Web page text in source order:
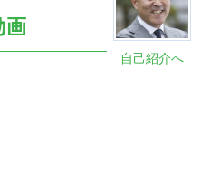
自己紹介へ